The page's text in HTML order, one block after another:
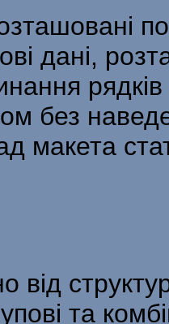
дані,
без
макета
від
та